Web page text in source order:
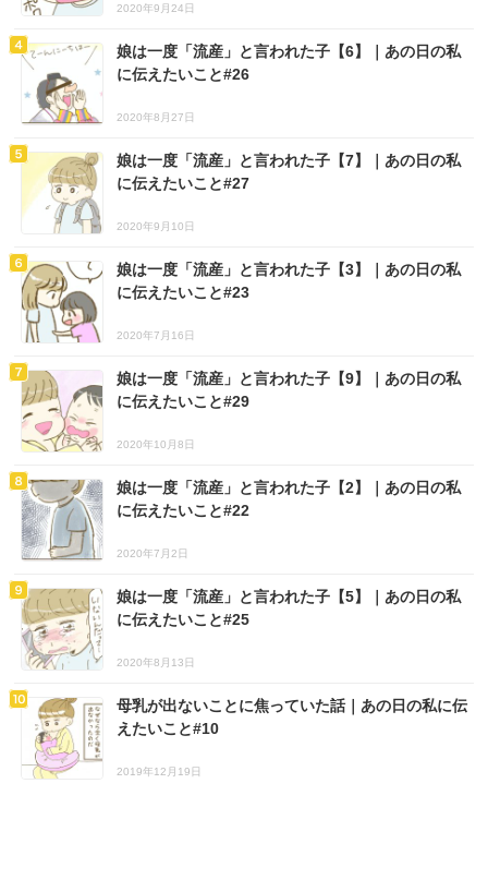
2020年9月24日
娘は一度「流産」と言われた子【6】｜あの日の私
に伝えたいこと#26
2020年8月27日
娘は一度「流産」と言われた子【7】｜あの日の私
に伝えたいこと#27
2020年9月10日
娘は一度「流産」と言われた子【3】｜あの日の私
に伝えたいこと#23
2020年7月16日
娘は一度「流産」と言われた子【9】｜あの日の私
に伝えたいこと#29
2020年10月8日
娘は一度「流産」と言われた子【2】｜あの日の私
に伝えたいこと#22
2020年7月2日
娘は一度「流産」と言われた子【5】｜あの日の私
に伝えたいこと#25
2020年8月13日
母乳が出ないことに焦っていた話｜あの日の私に伝
えたいこと#10
2019年12月19日